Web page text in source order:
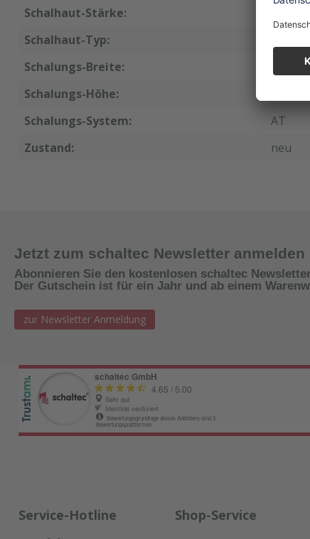
Schalhaut-Stärke:
Schalhaut-Typ:
Schalungs-Breite:
Schalungs-Höhe:
Schalungs-System:
AT
Zustand:
neu
Jetzt zum schaltec Newsletter
Abonnieren Sie den kostenlosen schaltec
Der Gutschein ist für ein Jahr und ab einem
zur Newsletter Anmeldung
Service-Hotline Shop-Service